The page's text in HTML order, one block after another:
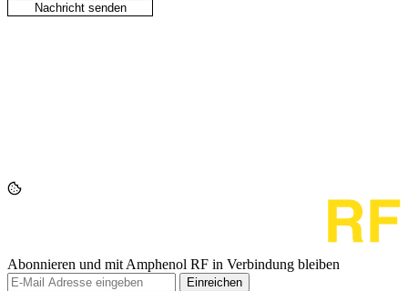
Abonnieren und mit Amphenol RF in Verbindung bleiben
Einreichen